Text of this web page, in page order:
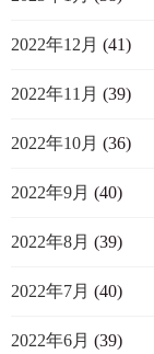
2022年12月 (41)
2022年11月 (39)
2022年10月 (36)
2022年9月 (40)
2022年8月 (39)
2022年7月 (40)
2022年6月 (39)